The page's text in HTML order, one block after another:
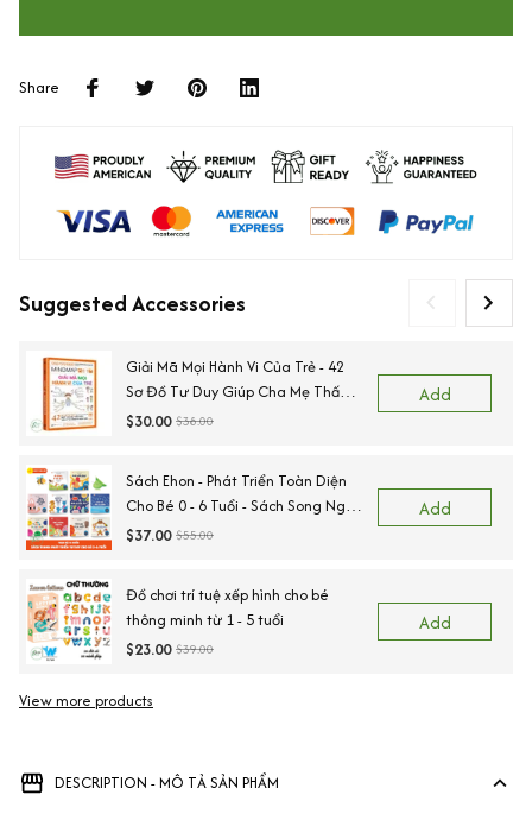
Share
Suggested Accessories
Giải Mã Mọi Hành Vi Của Trẻ - 42
Sơ Đồ Tư Duy Giúp Cha Mẹ Thấu
Hiểu Tâm Lý Và Hành Vi Của Con
$30.00 $38.00
Add
Sách Ehon - Phát Triển Toàn Diện
Cho Bé 0 - 6 Tuổi - Sách Song Ngữ
Việt - Anh
$37.00 $55.00
Add
Đồ chơi trí tuệ xếp hình cho bé
thông minh từ 1 - 5 tuổi
$23.00 $39.00
Add
View more products
DESCRIPTION - MÔ TẢ SẢN PHẨM